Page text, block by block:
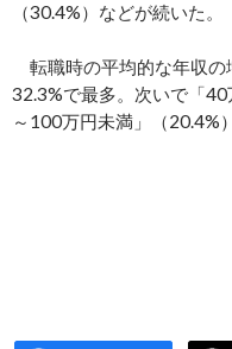
（30.4%）などが続いた。
転職時の平均的な年収の
32.3%で最多。次いで「
～100万円未満」（20.4%